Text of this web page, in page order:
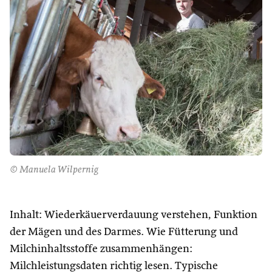
© Manuela Wilpernig
Inhalt: Wiederkäuerverdauung verstehen, Funktion
der Mägen und des Darmes. Wie Fütterung und
Milchinhaltsstoffe zusammenhängen:
Milchleistungsdaten richtig lesen. Typische